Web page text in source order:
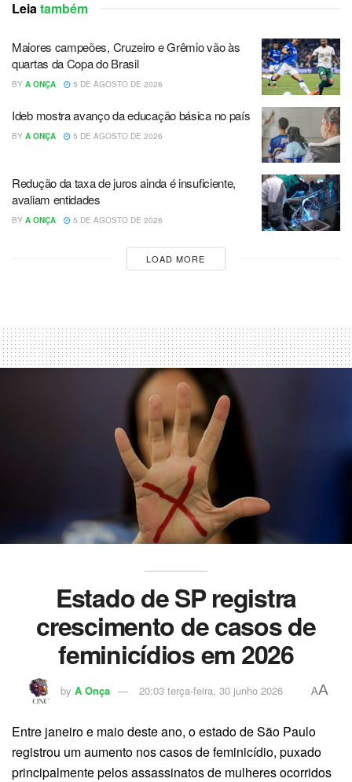
Leiatambém
Maiores campeões, Cruzeiro e Grêmio vão às
quartas da Copa do Brasil
BY A ONÇA 5 DE AGOSTO DE 2026
Ideb mostra avanço da educação básica no país
BY A ONÇA 5 DE AGOSTO DE 2026
Redução da taxa de juros ainda é insuficiente,
avaliam entidades
BY A ONÇA 5 DE AGOSTO DE 2026
LOAD MORE
Estado de SP registra
crescimento de casos de
feminicídios em 2026
by A Onça 20:03 terça-feira, 30 junho 2026 AA
Entre janeiro e maio deste ano, o estado de São Paulo
registrou um aumento nos casos de feminicídio, puxado
principalmente pelos assassinatos de mulheres ocorridos